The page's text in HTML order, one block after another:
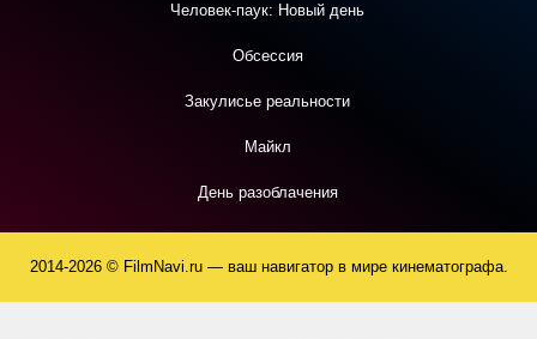
Человек-паук: Новый день
Обсессия
Закулисье реальности
Майкл
День разоблачения
2014-2026 © FilmNavi.ru — ваш навигатор в мире кинематографа.